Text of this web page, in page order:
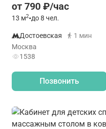
от 790 ₽/час
13 м2•до 8 чел.
Достоевская
1 мин
Москва
1538
Позвонить